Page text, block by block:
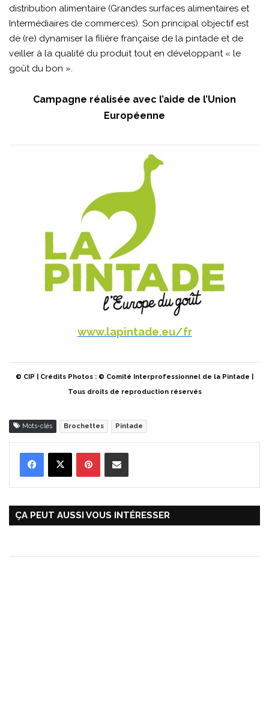
distribution alimentaire (Grandes surfaces alimentaires et
Intermédiaires de commerces). Son principal objectif est
de (re) dynamiser la filière française de la pintade et de
veiller à la qualité du produit tout en développant « le
goût du bon ».
Campagne réalisée avec l’aide de l’Union
Européenne
www.lapintade.eu/fr
© CIP | Crédits Photos : © Comité Interprofessionnel de la Pintade |
Tous droits de reproduction réservés
Mots-clés Brochettes Pintade
ÇA PEUT AUSSI VOUS INTÉRESSER